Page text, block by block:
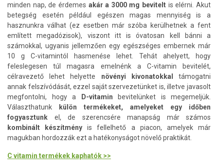
minden nap, de érdemes akár a 3000 mg bevitelt is elérni. Akut
betegség esetén például egészen magas mennyiség is a
hasznunkra válhat (ez esetben már szóba kerülhetnek a fent
említett megadózisok), viszont itt is óvatosan kell bánni a
számokkal, ugyanis jellemzően egy egészséges embernek már
10 g C-vitamintól hasmenése lehet. Tehát ahelyett, hogy
feleslegesen túl magasra emelnénk a C-vitamin bevitelét,
célravezető lehet helyette növényi kivonatokkal
támogatni
annak felszívódását, ezzel saját szervezetünket is, illetve javasolt
megfontolni, hogy a
D-vitamin bevitelünket is megemeljük.
Választhatunk
külön termékeket, amelyeket egy időben
fogyasztunk el, de szerencsére manapság már számos
kombinált készítmény is fellelhető a piacon, amelyek már
magukban hordozzák ezt a hatékonyságot növelő praktikát.
C vitamin termékek kaphatók >>